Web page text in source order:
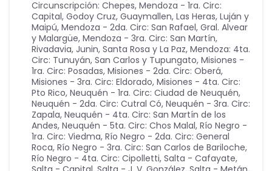
Circunscripción: Chepes, Mendoza - 1ra. Circ:
Capital, Godoy Cruz, Guaymallen, Las Heras, Luján y
Maipú, Mendoza - 2da. Circ: San Rafael, Gral. Alvear
y Malargüe, Mendoza - 3ra. Circ: San Martín,
Rivadavia, Junin, Santa Rosa y La Paz, Mendoza: 4ta.
Circ: Tunuyán, San Carlos y Tupungato, Misiones -
1ra. Circ: Posadas, Misiones - 2da. Circ: Oberá,
Misiones - 3ra. Circ: Eldorado, Misiones - 4ta. Circ:
Pto Rico, Neuquén - 1ra. Circ: Ciudad de Neuquén,
Neuquén - 2da. Circ: Cutral Có, Neuquén - 3ra. Circ:
Zapala, Neuquén - 4ta. Circ: San Martín de los
Andes, Neuquén - 5ta. Circ: Chos Malal, Río Negro -
1ra. Circ: Viedma, Río Negro - 2da. Circ: General
Roca, Río Negro - 3ra. Circ: San Carlos de Bariloche,
Río Negro - 4ta. Circ: Cipolletti, Salta - Cafayate,